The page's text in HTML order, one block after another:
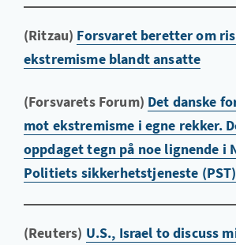
(Ritzau) Forsvaret beretter om
ekstremisme blandt ansatte
(Forsvarets Forum) Det danske
mot ekstremisme i egne rekker.
oppdaget tegn på noe lignende i
Politiets sikkerhetstjeneste
(Reuters) U.S., Israel to discuss